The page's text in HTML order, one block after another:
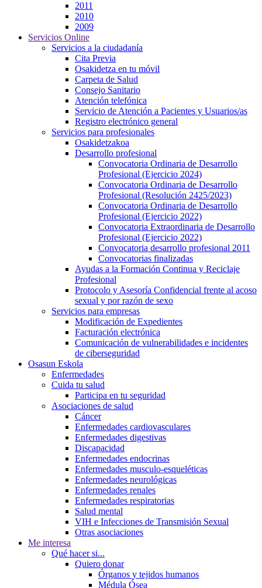
2011
2010
2009
Servicios Online
Servicios a la ciudadanía
Cita Previa
Osakidetza en tu móvil
Carpeta de Salud
Consejo Sanitario
Atención telefónica
Servicio de Atención a Pacientes y Usuarios/as
Registro electrónico general
Servicios para profesionales
Osakidetzakoa
Desarrollo profesional
Convocatoria Ordinaria de Desarrollo
Profesional (Ejercicio 2024)
Convocatoria Ordinaria de Desarrollo
Profesional (Resolución 2425/2023)
Convocatoria Ordinaria de Desarrollo
Profesional (Ejercicio 2022)
Convocatoria Extraordinaria de Desarrollo
Profesional (Ejercicio 2022)
Convocatoria desarrollo profesional 2011
Convocatorias finalizadas
Ayudas a la Formación Continua y Reciclaje
Profesional
Protocolo y Asesoría Confidencial frente al acoso
sexual y por razón de sexo
Servicios para empresas
Modificación de Expedientes
Facturación electrónica
Comunicación de vulnerabilidades e incidentes
de ciberseguridad
Osasun Eskola
Enfermedades
Cuida tu salud
Participa en tu seguridad
Asociaciones de salud
Cáncer
Enfermedades cardiovasculares
Enfermedades digestivas
Discapacidad
Enfermedades endocrinas
Enfermedades musculo-esqueléticas
Enfermedades neurológicas
Enfermedades renales
Enfermedades respiratorias
Salud mental
VIH e Infecciones de Transmisión Sexual
Otras asociaciones
Me interesa
Qué hacer si...
Quiero donar
Órganos y tejidos humanos
Médula Ósea